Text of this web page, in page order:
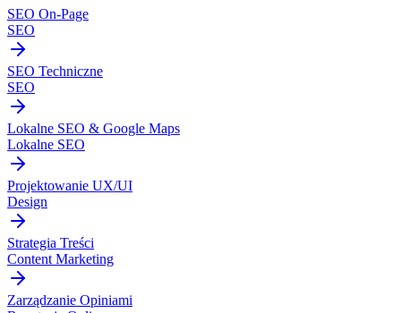
SEO On-Page
SEO
SEO Techniczne
SEO
Lokalne SEO & Google Maps
Lokalne SEO
Projektowanie UX/UI
Design
Strategia Treści
Content Marketing
Zarządzanie Opiniami